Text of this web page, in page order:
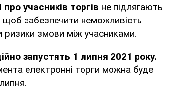
про учасників торгів не підлягають
щоб забезпечити неможливість
ризики змови між учасниками.
запустять 1 липня 2021 року.
електронні торги можна буде